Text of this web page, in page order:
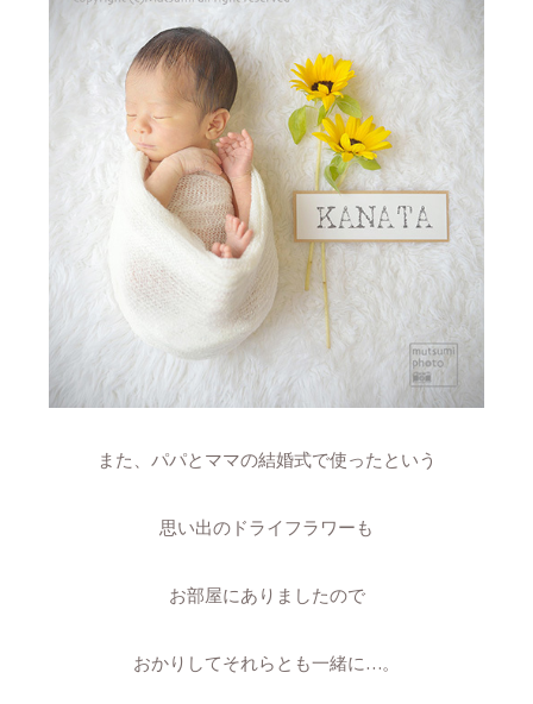
また、パパとママの結婚式で使ったという
思い出のドライフラワーも
お部屋にありましたので
おかりしてそれらとも一緒に…。